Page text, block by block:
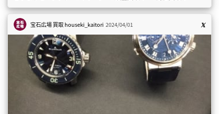
宝石広場 買取houseki_kaitori 2024/04/01